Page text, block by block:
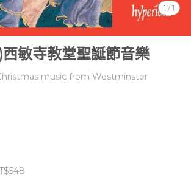
1 /1
敏寺教堂聖誕節音樂
music from Westminster